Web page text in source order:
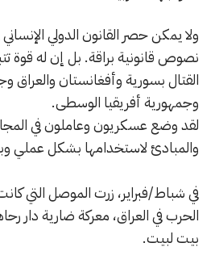
ولا يمكن حصر القانون الدولي
نصوص قانونية براقة. بل إن له قوة
القتال بسورية وأفغانستان والعراق
وجمهورية أفريقيا الوسطى.
لقد وضع عسكريون وعاملون في
والمبادئ لاستخدامها بشكل عملي
في شباط/فبراير، زرت الموصل التي
الحرب في العراق، معركة ضارية دار
بيت لبيت.